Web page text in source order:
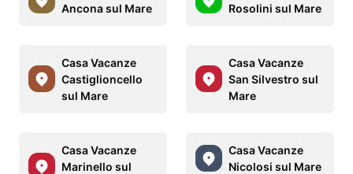
Ancona sul Mare
Rosolini sul Mare
Casa Vacanze
Castiglioncello
sul Mare
Casa Vacanze
San Silvestro sul
Mare
Casa Vacanze
Marinello sul
Casa Vacanze
Nicolosi sul Mare